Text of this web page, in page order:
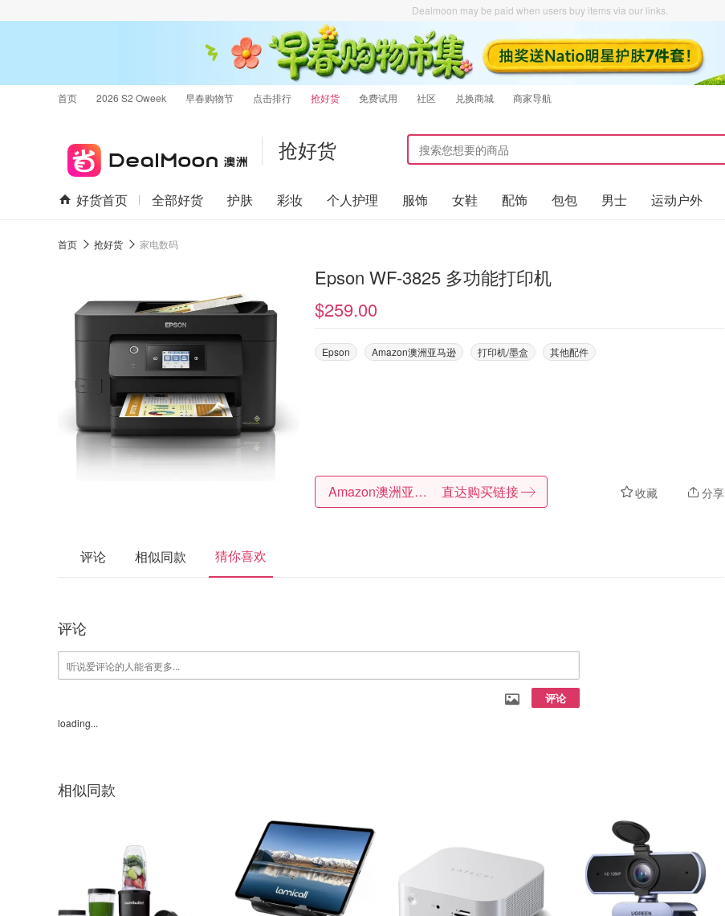
Dealmoon may be paid when users buy items via our links.
首页 2026 S2 Oweek 早春购物节 点击排行 抢好货 免费试用 社区 兑换商城 商家导航
抢好货
好货首页 全部好货 护肤 彩妆 个人护理 服饰 女鞋 配饰 包包 男士 运动户外
首页 抢好货 家电数码
Epson WF-3825 多功能打印机
$259.00
Epson Amazon澳洲亚马逊 打印机/墨盒 其他配件
收藏 分享
Amazon澳洲亚马逊 直达购买链接
评论 相似同款 猜你喜欢
评论
评论
loading...
相似同款